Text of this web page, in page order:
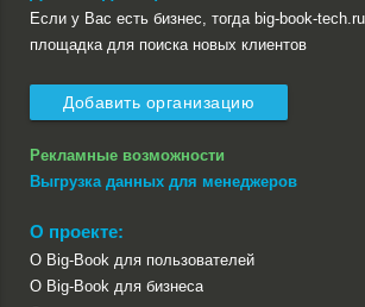
Если у Вас есть бизнес, тогда big-book-
площадка для поиска новых клиентов
Добавить организацию
Рекламные возможности
Выгрузка данных для менеджеров
О проекте:
О Big-Book для пользователей
О Big-Book для бизнеса